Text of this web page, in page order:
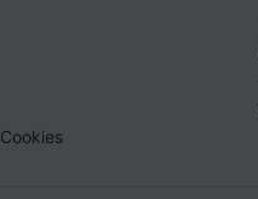
Cookies